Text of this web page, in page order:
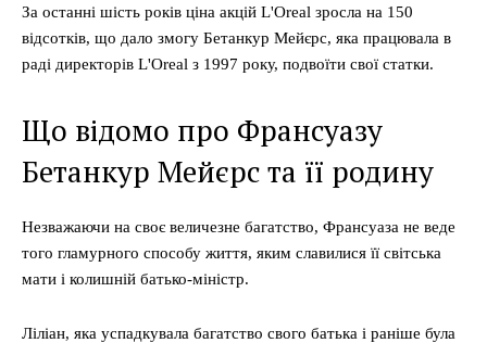
За останні шість років ціна акцій L'Oreal зросла на 150
відсотків, що дало змогу Бетанкур Мейєрс, яка працювала в
раді директорів L'Oreal з 1997 року, подвоїти свої статки.
Що відомо про Франсуазу
Бетанкур Мейєрс та її родину
Незважаючи на своє величезне багатство, Франсуаза не веде
того гламурного способу життя, яким славилися її світська
мати і колишній батько-міністр.
Ліліан, яка успадкувала багатство свого батька і раніше була